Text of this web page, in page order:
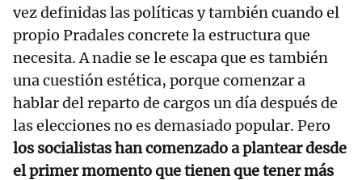
vez definidas las políticas y también cuando el
propio Pradales concrete la estructura que
necesita. A nadie se le escapa que es también
una cuestión estética, porque comenzar a
hablar del reparto de cargos un día después de
las elecciones no es demasiado popular. Pero
los socialistas han comenzado a plantear desde
el primer momento que tienen que tener más